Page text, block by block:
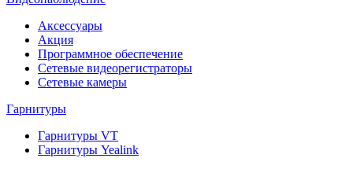
Аксессуары
Акция
Программное обеспечение
Сетевые видеорегистраторы
Сетевые камеры
Гарнитуры
Гарнитуры VT
Гарнитуры Yealink